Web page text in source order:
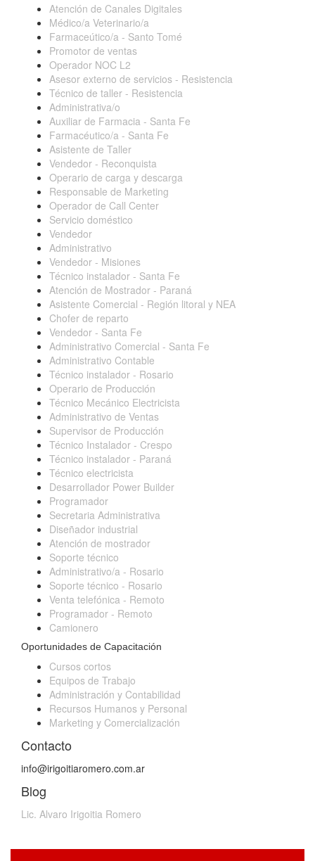
Atención de Canales Digitales
Médico/a Veterinario/a
Farmaceútico/a - Santo Tomé
Promotor de ventas
Operador NOC L2
Asesor externo de servicios - Resistencia
Técnico de taller - Resistencia
Administrativa/o
Auxiliar de Farmacia - Santa Fe
Farmacéutico/a - Santa Fe
Asistente de Taller
Vendedor - Reconquista
Operario de carga y descarga
Responsable de Marketing
Operador de Call Center
Servicio doméstico
Vendedor
Administrativo
Vendedor - Misiones
Técnico instalador - Santa Fe
Atención de Mostrador - Paraná
Asistente Comercial - Región litoral y NEA
Chofer de reparto
Vendedor - Santa Fe
Administrativo Comercial - Santa Fe
Administrativo Contable
Técnico instalador - Rosario
Operario de Producción
Técnico Mecánico Electricista
Administrativo de Ventas
Supervisor de Producción
Técnico Instalador - Crespo
Técnico instalador - Paraná
Técnico electricista
Desarrollador Power Builder
Programador
Secretaria Administrativa
Diseñador industrial
Atención de mostrador
Soporte técnico
Administrativo/a - Rosario
Soporte técnico - Rosario
Venta telefónica - Remoto
Programador - Remoto
Camionero
Oportunidades de Capacitación
Cursos cortos
Equipos de Trabajo
Administración y Contabilidad
Recursos Humanos y Personal
Marketing y Comercialización
Contacto
info@irigoitiaromero.com.ar
Blog
Lic. Alvaro Irigoitia Romero